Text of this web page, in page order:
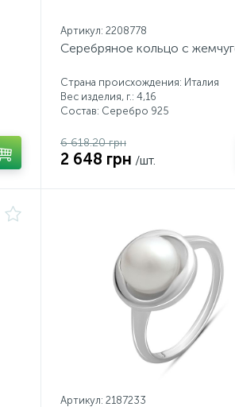
Артикул: 2208778
Серебряное кольцо с
Страна происхождения: Италия
Вес изделия, г.: 4,16
Состав: Серебро 925
6 618.20 грн
2 648 грн /шт.
Артикул: 2187233